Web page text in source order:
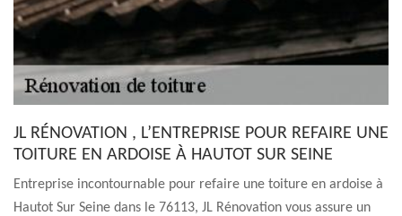
JL RÉNOVATION , L’ENTREPRISE POUR REFAIRE UNE
TOITURE EN ARDOISE À HAUTOT SUR SEINE
Entreprise incontournable pour refaire une toiture en ardoise à
Hautot Sur Seine dans le 76113, JL Rénovation vous assure un